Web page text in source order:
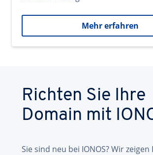
Mehr erfahren
Richten Sie Ihre
Domain mit
Sie sind neu bei IONOS? Wir zeigen